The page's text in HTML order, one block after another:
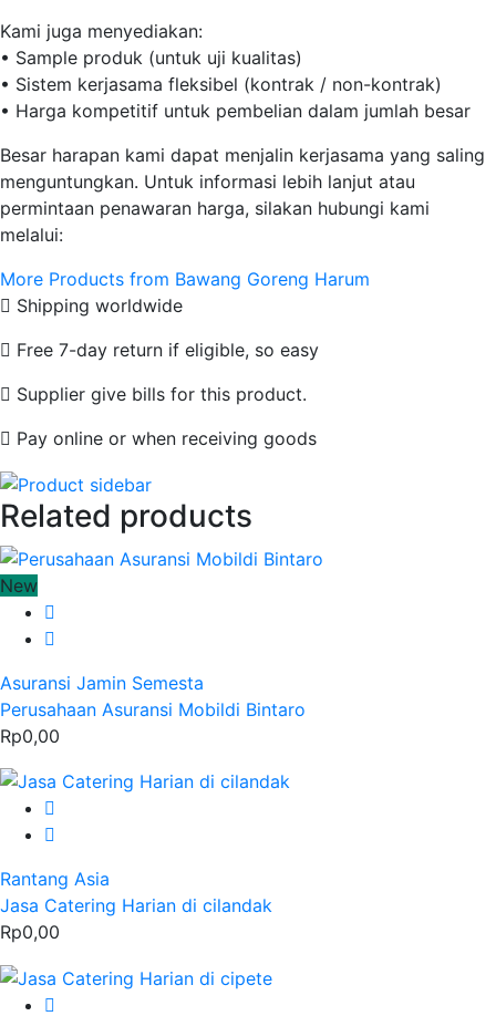
Kami juga menyediakan:
• Sample produk (untuk uji kualitas)
• Sistem kerjasama fleksibel (kontrak / non-kontrak)
• Harga kompetitif untuk pembelian dalam jumlah besar
Besar harapan kami dapat menjalin kerjasama yang saling
menguntungkan. Untuk informasi lebih lanjut atau
permintaan penawaran harga, silakan hubungi kami
melalui:
More Products from Bawang Goreng Harum
Shipping worldwide
Free 7-day return if eligible, so easy
Supplier give bills for this product.
Pay online or when receiving goods
Related products
New
Asuransi Jamin Semesta
Perusahaan Asuransi Mobildi Bintaro
Rp0,00
Rantang Asia
Jasa Catering Harian di cilandak
Rp0,00